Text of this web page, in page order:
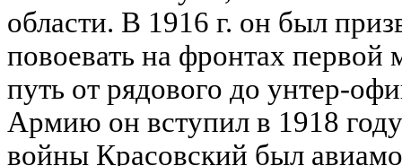
области. В 1916 г. он был
повоевать на фронтах
путь от рядового до унтер-
Армию он вступил в 1918
войны Красовский был